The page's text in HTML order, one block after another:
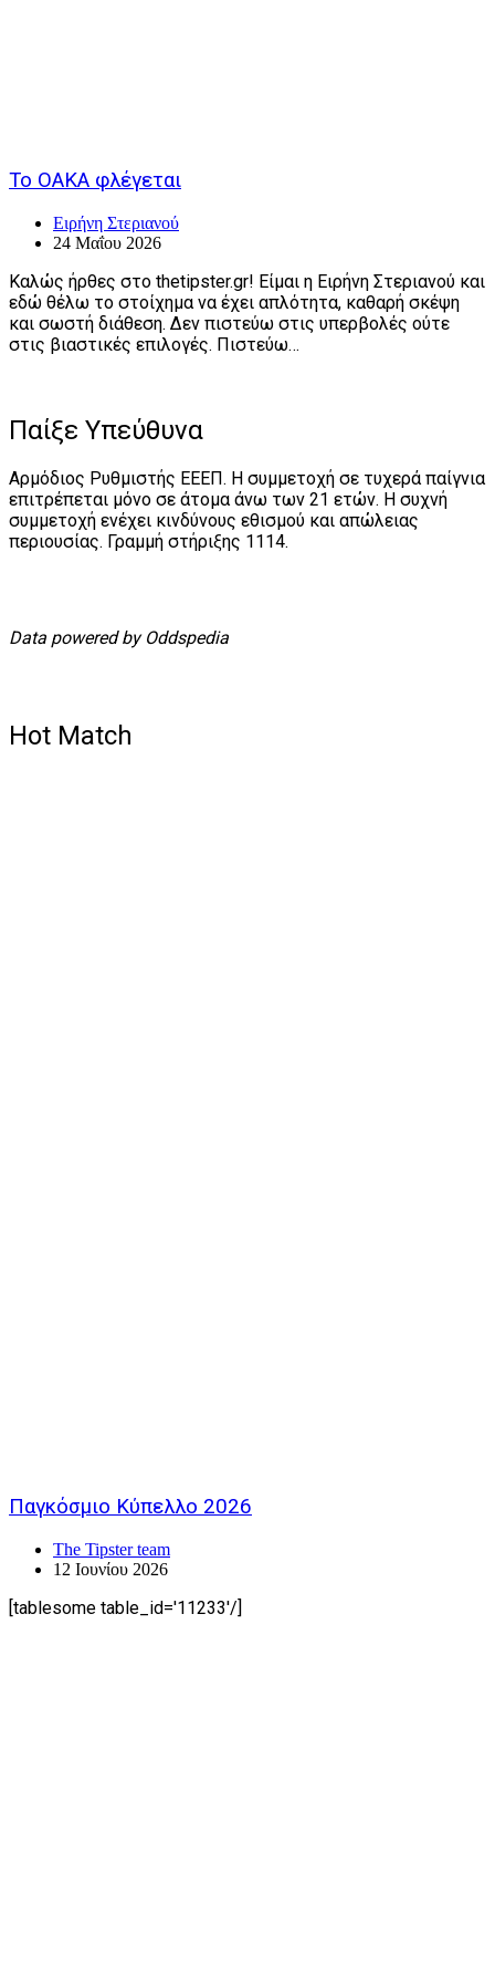
Το ΟΑΚΑ φλέγεται
Ειρήνη Στεριανού
24 Μαΐου 2026
Καλώς ήρθες στο thetipster.gr! Είμαι η Ειρήνη Στεριανού και
εδώ θέλω το στοίχημα να έχει απλότητα, καθαρή σκέψη
και σωστή διάθεση. Δεν πιστεύω στις υπερβολές ούτε
στις βιαστικές επιλογές. Πιστεύω…
Παίξε Υπεύθυνα
Αρμόδιος Ρυθμιστής ΕΕΕΠ. Η συμμετοχή σε τυχερά παίγνια
επιτρέπεται μόνο σε άτομα άνω των 21 ετών. Η συχνή
συμμετοχή ενέχει κινδύνους εθισμού και απώλειας
περιουσίας. Γραμμή στήριξης 1114.
Data powered by Oddspedia
Hot Match
Παγκόσμιο Κύπελλο 2026
The Tipster team
12 Ιουνίου 2026
[tablesome table_id='11233'/]